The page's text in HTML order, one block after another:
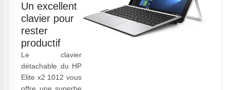
Un excellent
clavier pour
rester
productif
Le clavier
détachable du HP
Elite x2 1012 vous